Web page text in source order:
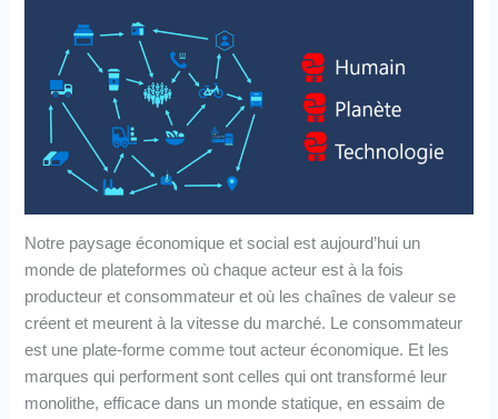
Notre paysage économique et social est aujourd’hui un
monde de plateformes où chaque acteur est à la fois
producteur et consommateur et où les chaînes de valeur se
créent et meurent à la vitesse du marché. Le consommateur
est une plate-forme comme tout acteur économique. Et les
marques qui performent sont celles qui ont transformé leur
monolithe, efficace dans un monde statique, en essaim de